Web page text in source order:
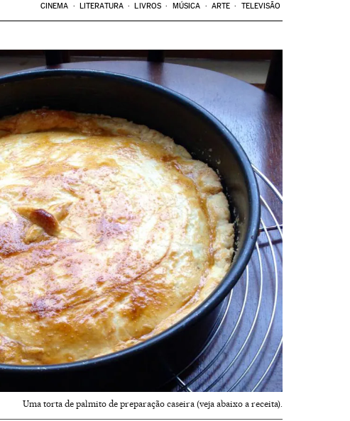
CINEMA LITERATURA LIVROS MÚSICA ARTE TELEVISÃO
Uma torta de palmito de preparação caseira (veja abaixo a receita).